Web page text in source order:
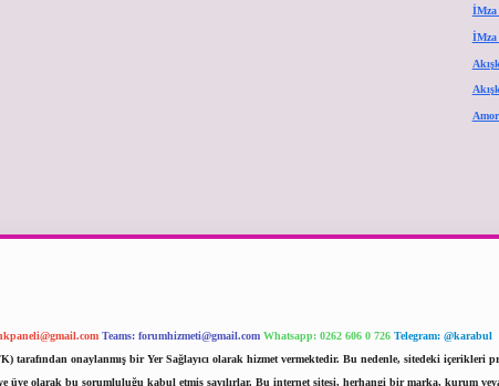
İMza
İMza
Teams: forumhizmeti@gmail.com Whatsapp: 0262 606 0 726 Telegram: @karabul
onaylanmış bir Yer Sağlayıcı olarak hizmet vermektedir. Bu nedenle, sitedeki içerikleri
olarak bu sorumluluğu kabul etmiş sayılırlar. Bu internet sitesi, herhangi bir marka, kurum